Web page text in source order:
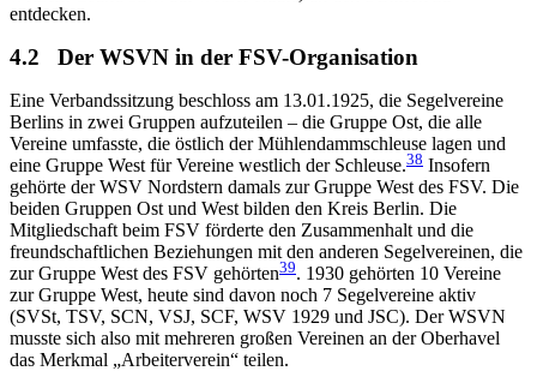
entdecken.
4.2 Der WSVN in der FSV-Organisation
Eine Verbandssitzung beschloss am 13.01.1925, die Segelvereine
Berlins in zwei Gruppen aufzuteilen – die Gruppe Ost, die alle
Vereine umfasste, die östlich der Mühlendammschleuse lagen und
eine Gruppe West für Vereine westlich der Schleuse.38 Insofern
gehörte der WSV Nordstern damals zur Gruppe West des FSV. Die
beiden Gruppen Ost und West bilden den Kreis Berlin. Die
Mitgliedschaft beim FSV förderte den Zusammenhalt und die
freundschaftlichen Beziehungen mit den anderen Segelvereinen, die
zur Gruppe West des FSV gehörten39. 1930 gehörten 10 Vereine
zur Gruppe West, heute sind davon noch 7 Segelvereine aktiv
(SVSt, TSV, SCN, VSJ, SCF, WSV 1929 und JSC). Der WSVN
musste sich also mit mehreren großen Vereinen an der Oberhavel
das Merkmal „Arbeiterverein“ teilen.